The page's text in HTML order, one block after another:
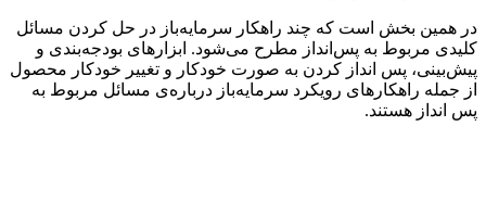
در همین بخش است که چند راهکار سرمایه‌باز در حل کردن مسائل
کلیدی مربوط به پس‌انداز مطرح می‌شود. ابزارهای بودجه‌بندی و
پیش‌بینی، پس انداز کردن به صورت خودکار و تغییر خودکار محصول
از جمله راهکارهای رویکرد سرمایه‌باز درباره‌ی مسائل مربوط به
پس انداز هستند.